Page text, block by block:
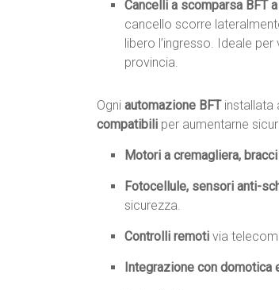
Cancelli a scomparsa BFT
cancello scorre
libero l’ingresso. Ideale
provincia.
Ogni automazione BFTinstallata
compatibili per aumentarne
Motori a cremagliera,
Fotocellule, sensori anti-
sicurezza.
Controlli remoti via
Integrazione con domotica